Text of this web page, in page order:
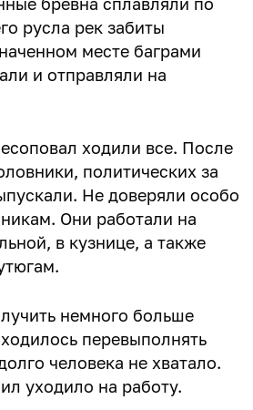
русла рек забиты
месте баграми
и отправляли на
ходили все. После
политических за
Не доверяли особо
Они работали на
в кузнице, а также
немного больше
перевыполнять
человека не хватало.
уходило на работу.